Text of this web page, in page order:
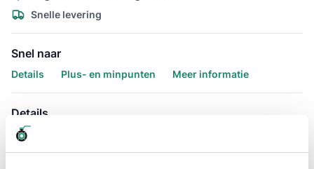
Snelle levering
Snel naar
Details Plus- en minpunten Meer informatie
Details
Storz drieweg verdeelstuk met afsluitbare kraan. Dit type